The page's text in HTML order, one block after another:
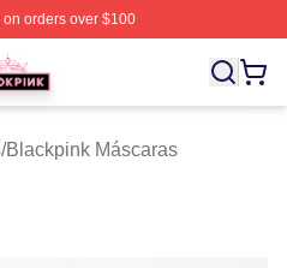
orders over $100
BLACKPINK Merchandise
/Blackpink Máscaras